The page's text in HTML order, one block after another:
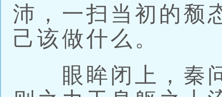
沛，一扫当初的颓
己该做什么。
眼眸闭上，秦问